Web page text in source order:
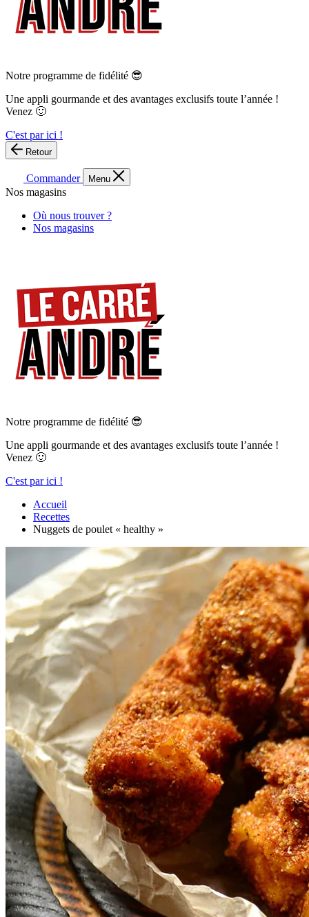
Notre programme de fidélité 😎
Une appli gourmande et des avantages exclusifs toute l’année !
Venez 🙂
C'est par ici !
Retour
Commander Menu
Nos magasins
Où nous trouver ?
Nos magasins
Notre programme de fidélité 😎
Une appli gourmande et des avantages exclusifs toute l’année !
Venez 🙂
C'est par ici !
Accueil
Recettes
Nuggets de poulet « healthy »